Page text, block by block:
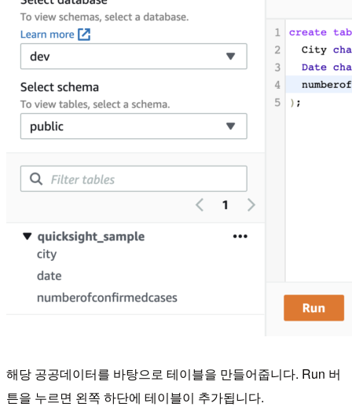
해당 공공데이터를 바탕으로 테이블을 만들어줍니다. Run 버
튼을 누르면 왼쪽 하단에 테이블이 추가됩니다.